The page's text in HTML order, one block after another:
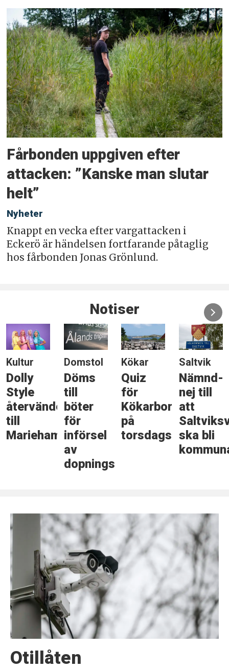
Fårbonden uppgiven efter
attacken: ”Kanske man slutar
helt”
Nyheter
Knappt en vecka efter vargattacken i
Eckerö är händelsen fortfarande påtaglig
hos fårbonden Jonas Grönlund.
Notiser
Kultur
Dolly
Style
återvänder
till
Mariehamn
Domstol
Döms
till
böter
för
införsel
av
dopningsmedel
Kökar
Quiz
för
Kökarbor
på
torsdagskvällen
Saltvik
Nämnd-
nej till
att
ska bli
Otillåten